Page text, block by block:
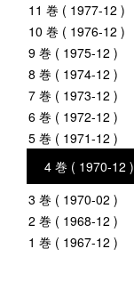
11 巻 ( 1977-12 )
10 巻 ( 1976-12 )
9 巻 ( 1975-12 )
8 巻 ( 1974-12 )
7 巻 ( 1973-12 )
6 巻 ( 1972-12 )
5 巻 ( 1971-12 )
4 巻 ( 1970-12 )
3 巻 ( 1970-02 )
2 巻 ( 1968-12 )
1 巻 ( 1967-12 )